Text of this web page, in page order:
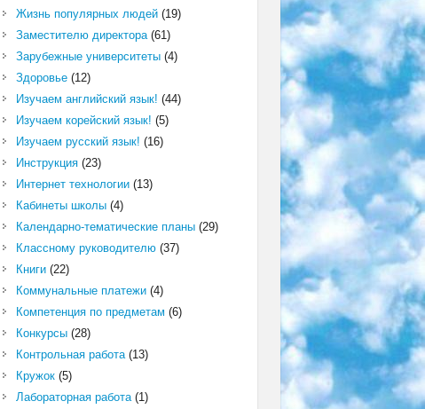
Жизнь популярных людей(19)
Заместителю директора(61)
Зарубежные университеты(4)
Здоровье(12)
Изучаем английский язык! (44)
Изучаем корейский язык! (5)
Изучаем русский язык! (16)
Инструкция(23)
Интернет технологии(13)
Кабинеты школы(4)
Календарно-тематические планы(29)
Классному руководителю(37)
Книги(22)
Коммунальные платежи(4)
Компетенция по предметам (6)
Конкурсы(28)
Контрольная работа(13)
Кружок(5)
Лабораторная работа(1)